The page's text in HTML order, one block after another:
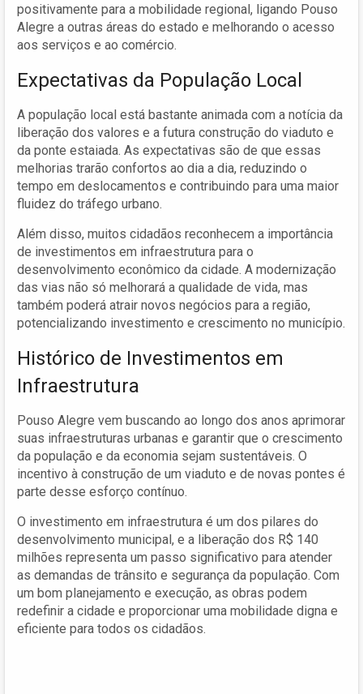
positivamente para a mobilidade regional, ligando Pouso
Alegre a outras áreas do estado e melhorando o acesso
aos serviços e ao comércio.
Expectativas da População Local
A população local está bastante animada com a notícia da
liberação dos valores e a futura construção do viaduto e
da ponte estaiada. As expectativas são de que essas
melhorias trarão confortos ao dia a dia, reduzindo o
tempo em deslocamentos e contribuindo para uma maior
fluidez do tráfego urbano.
Além disso, muitos cidadãos reconhecem a importância
de investimentos em infraestrutura para o
desenvolvimento econômico da cidade. A modernização
das vias não só melhorará a qualidade de vida, mas
também poderá atrair novos negócios para a região,
potencializando investimento e crescimento no município.
Histórico de Investimentos em
Infraestrutura
Pouso Alegre vem buscando ao longo dos anos aprimorar
suas infraestruturas urbanas e garantir que o crescimento
da população e da economia sejam sustentáveis. O
incentivo à construção de um viaduto e de novas pontes é
parte desse esforço contínuo.
O investimento em infraestrutura é um dos pilares do
desenvolvimento municipal, e a liberação dos R$ 140
milhões representa um passo significativo para atender
as demandas de trânsito e segurança da população. Com
um bom planejamento e execução, as obras podem
redefinir a cidade e proporcionar uma mobilidade digna e
eficiente para todos os cidadãos.